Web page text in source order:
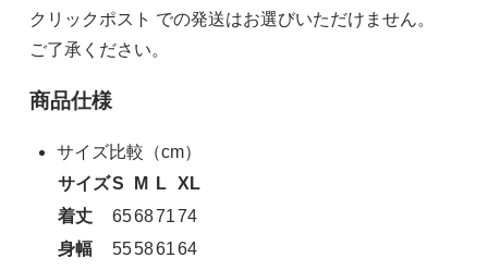
クリックポスト での発送はお選びいただけません。
ご了承ください。
商品仕様
サイズ比較（cm）
サイズS M L XL
着丈
65687174
身幅
55586164